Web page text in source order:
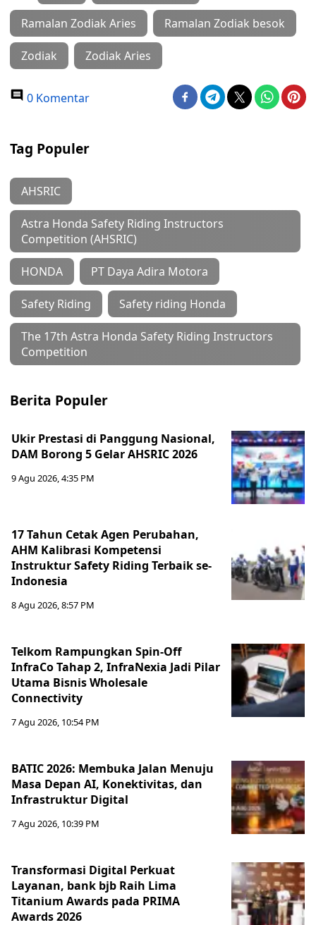
Ramalan Zodiak Aries Ramalan Zodiak besok
Zodiak Zodiak Aries
0 Komentar
Tag Populer
AHSRIC
Astra Honda Safety Riding Instructors
Competition (AHSRIC)
HONDA PT Daya Adira Motora
Safety Riding Safety riding Honda
The 17th Astra Honda Safety Riding Instructors
Competition
Berita Populer
Ukir Prestasi di Panggung Nasional,
DAM Borong 5 Gelar AHSRIC 2026
9 Agu 2026, 4:35 PM
17 Tahun Cetak Agen Perubahan,
AHM Kalibrasi Kompetensi
Instruktur Safety Riding Terbaik se-
Indonesia
8 Agu 2026, 8:57 PM
Telkom Rampungkan Spin-Off
InfraCo Tahap 2, InfraNexia Jadi Pilar
Utama Bisnis Wholesale
Connectivity
7 Agu 2026, 10:54 PM
BATIC 2026: Membuka Jalan Menuju
Masa Depan AI, Konektivitas, dan
Infrastruktur Digital
7 Agu 2026, 10:39 PM
Transformasi Digital Perkuat
Layanan, bank bjb Raih Lima
Titanium Awards pada PRIMA
Awards 2026